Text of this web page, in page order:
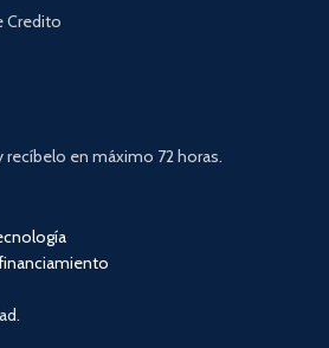
Credito
recíbelo en máximo 72 horas.